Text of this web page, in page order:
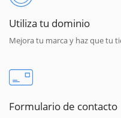
Utiliza tu dominio
Mejora tu marca y haz que tu
Formulario de contacto